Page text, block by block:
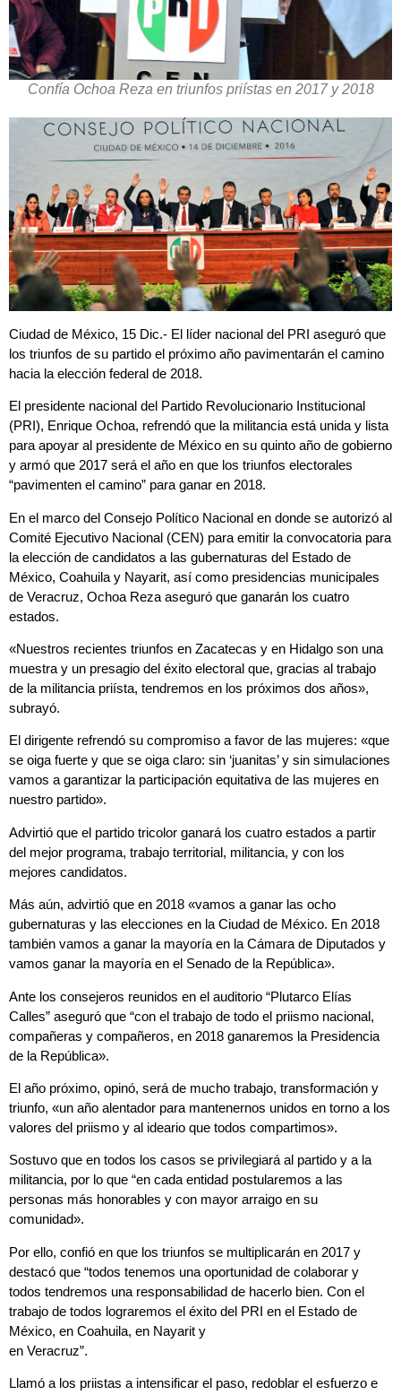
Confía Ochoa Reza en triunfos priístas en 2017 y 2018
Ciudad de México, 15 Dic.- El líder nacional del PRI aseguró que
los triunfos de su partido el próximo año pavimentarán el camino
hacia la elección federal de 2018.
El presidente nacional del Partido Revolucionario Institucional
(PRI), Enrique Ochoa, refrendó que la militancia está unida y lista
para apoyar al presidente de México en su quinto año de gobierno
y armó que 2017 será el año en que los triunfos electorales
“pavimenten el camino” para ganar en 2018.
En el marco del Consejo Político Nacional en donde se autorizó al
Comité Ejecutivo Nacional (CEN) para emitir la convocatoria para
la elección de candidatos a las gubernaturas del Estado de
México, Coahuila y Nayarit, así como presidencias municipales
de Veracruz, Ochoa Reza aseguró que ganarán los cuatro
estados.
«Nuestros recientes triunfos en Zacatecas y en Hidalgo son una
muestra y un presagio del éxito electoral que, gracias al trabajo
de la militancia priísta, tendremos en los próximos dos años»,
subrayó.
El dirigente refrendó su compromiso a favor de las mujeres: «que
se oiga fuerte y que se oiga claro: sin ‘juanitas’ y sin simulaciones
vamos a garantizar la participación equitativa de las mujeres en
nuestro partido».
Advirtió que el partido tricolor ganará los cuatro estados a partir
del mejor programa, trabajo territorial, militancia, y con los
mejores candidatos.
Más aún, advirtió que en 2018 «vamos a ganar las ocho
gubernaturas y las elecciones en la Ciudad de México. En 2018
también vamos a ganar la mayoría en la Cámara de Diputados y
vamos ganar la mayoría en el Senado de la República».
Ante los consejeros reunidos en el auditorio “Plutarco Elías
Calles” aseguró que “con el trabajo de todo el priismo nacional,
compañeras y compañeros, en 2018 ganaremos la Presidencia
de la República».
El año próximo, opinó, será de mucho trabajo, transformación y
triunfo, «un año alentador para mantenernos unidos en torno a los
valores del priismo y al ideario que todos compartimos».
Sostuvo que en todos los casos se privilegiará al partido y a la
militancia, por lo que “en cada entidad postularemos a las
personas más honorables y con mayor arraigo en su
comunidad».
Por ello, confió en que los triunfos se multiplicarán en 2017 y
destacó que “todos tenemos una oportunidad de colaborar y
todos tendremos una responsabilidad de hacerlo bien. Con el
trabajo de todos lograremos el éxito del PRI en el Estado de
México, en Coahuila, en Nayarit y
en Veracruz”.
Llamó a los priistas a intensificar el paso, redoblar el esfuerzo e